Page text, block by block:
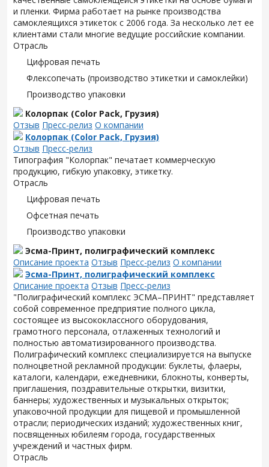
и пленки. Фирма работает на рынке производства
самоклеящихся этикеток с 2006 года. За несколько лет ее
клиентами стали многие ведущие российские компании.
Отрасль
Цифровая печать
Флексопечать (производство этикетки и самоклейки)
Производство упаковки
Колорпак (Color Pack, Грузия)
Отзыв Пресс-релиз О компании
Колорпак (Color Pack, Грузия)
Отзыв Пресс-релиз
Типография "Колорпак" печатает коммерческую
продукцию, гибкую упаковку, этикетку.
Отрасль
Цифровая печать
Офсетная печать
Производство упаковки
Эсма-Принт, полиграфический комплекс
Описание проекта Отзыв Пресс-релиз О компании
Эсма-Принт, полиграфический комплекс
Описание проекта Отзыв Пресс-релиз
"Полиграфический комплекс ЭСМА–ПРИНТ" представляет
собой современное предприятие полного цикла,
состоящее из высококлассного оборудования,
грамотного персонала, отлаженных технологий и
полностью автоматизированного производства.
Полиграфический комплекс специализируется на выпуске
полноцветной рекламной продукции: буклеты, флаеры,
каталоги, календари, ежедневники, блокноты, конверты,
приглашения, поздравительные открытки, визитки,
баннеры; художественных и музыкальных открыток;
упаковочной продукции для пищевой и промышленной
отрасли; периодических изданий; художественных книг,
посвященных юбилеям города, государственных
учреждений и частных фирм.
Отрасль